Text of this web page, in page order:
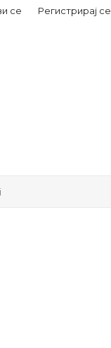
се Регистрирај се